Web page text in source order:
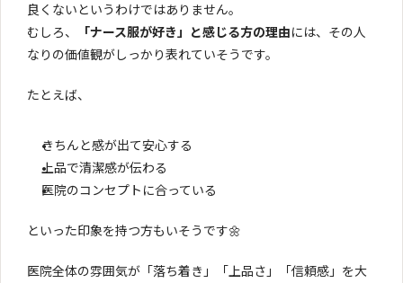
良くないというわけではありません。
むしろ、
「ナース服が好き」と感じる方の理由には、その人
なりの価値観がしっかり表れていそうです。
たとえば、
きちんと感が出て安心する
上品で清潔感が伝わる
医院のコンセプトに合っている
といった印象を持つ方もいそうです🌼
医院全体の雰囲気が「落ち着き」「上品さ」「信頼感」を大